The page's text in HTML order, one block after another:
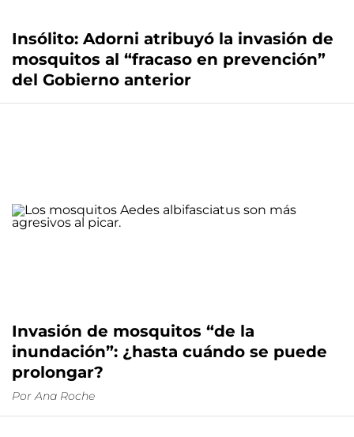
Insólito: Adorni atribuyó la invasión de
mosquitos al “fracaso en prevención”
del Gobierno anterior
Invasión de mosquitos “de la
inundación”: ¿hasta cuándo se puede
prolongar?
Por Ana Roche